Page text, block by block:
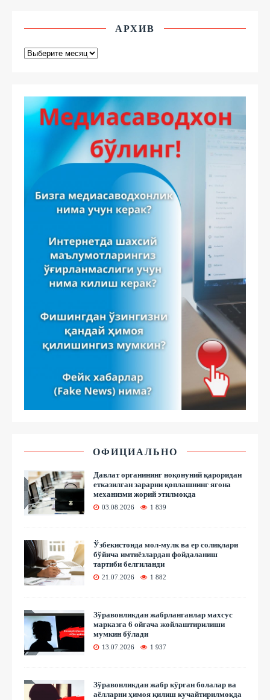
АРХИВ
ОФИЦИАЛЬНО
Давлат органининг ноқонуний қароридан
етказилган зарарни қоплашнинг ягона
механизми жорий этилмоқда
03.08.2026 1 839
Ўзбекистонда мол-мулк ва ер солиқлари
бўйича имтиёзлардан фойдаланиш
тартиби белгиланди
21.07.2026 1 882
Зўравонликдан жабрланганлар махсус
марказга 6 ойгача жойлаштирилиши
мумкин бўлади
13.07.2026 1 937
Зўравонликдан жабр кўрган болалар ва
аёлларни ҳимоя қилиш кучайтирилмоқда